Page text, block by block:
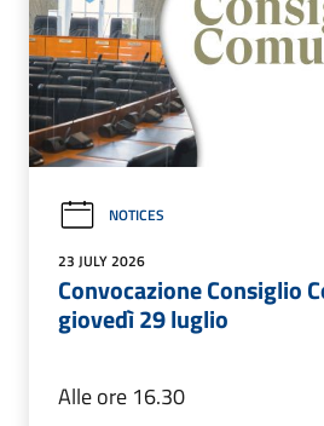
NOTICES
23 JULY 2026
Convocazione Consiglio
giovedì 29 luglio
Alle ore 16.30